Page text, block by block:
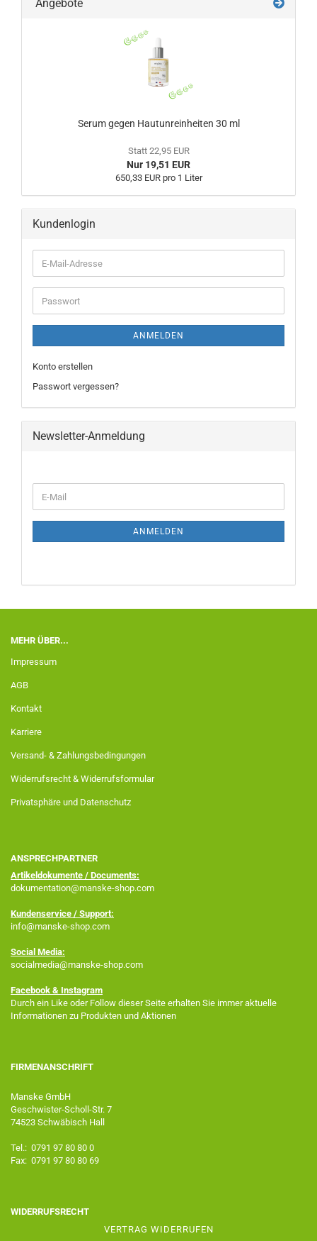
Angebote
Serum gegen Hautunreinheiten 30 ml
Statt 22,95 EUR
Nur 19,51 EUR
650,33 EUR pro 1 Liter
Kundenlogin
ANMELDEN
Konto erstellen
Passwort vergessen?
Newsletter-Anmeldung
ANMELDEN
MEHR ÜBER...
Impressum
AGB
Kontakt
Karriere
Versand- & Zahlungsbedingungen
Widerrufsrecht & Widerrufsformular
Privatsphäre und Datenschutz
ANSPRECHPARTNER
Artikeldokumente / Documents:
dokumentation@manske-shop.com
Kundenservice / Support:
info@manske-shop.com
Social Media:
socialmedia@manske-shop.com
Facebook & Instagram
Durch ein Like oder Follow dieser Seite erhalten Sie immer aktuelle
Informationen zu Produkten und Aktionen
FIRMENANSCHRIFT
Manske GmbH
Geschwister-Scholl-Str. 7
74523 Schwäbisch Hall
Tel.: 0791 97 80 80 0
Fax: 0791 97 80 80 69
WIDERRUFSRECHT
VERTRAG WIDERRUFEN